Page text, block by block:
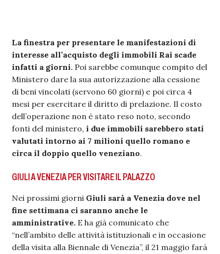
La finestra per presentare le manifestazioni di
interesse all’acquisto degli immobili Rai scade
infatti a giorni. Poi sarebbe comunque compito del
Ministero dare la sua autorizzazione alla cessione
di beni vincolati (servono 60 giorni) e poi circa 4
mesi per esercitare il diritto di prelazione. Il costo
dell’operazione non è stato reso noto, secondo
fonti del ministero, i due immobili sarebbero stati
valutati intorno ai 7 milioni quello romano e
circa il doppio quello veneziano.
GIULI A VENEZIA PER VISITARE IL PALAZZO
Nei prossimi giorni Giuli sarà a Venezia dove nel
fine settimana ci saranno anche le
amministrative. E ha già comunicato che
“nell’ambito delle attività istituzionali e in occasione
della visita alla Biennale di Venezia”, il 21 maggio farà